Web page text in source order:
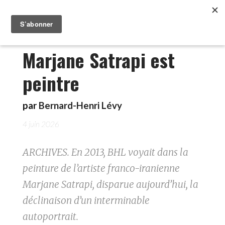
Marjane Satrapi est
peintre
par Bernard-Henri Lévy
4 juin 2026
ARCHIVES. En 2013, BHL voyait dans la
peinture de l’artiste franco-iranienne
Marjane Satrapi, disparue aujourd’hui, la
déclinaison d’un interminable
autoportrait.